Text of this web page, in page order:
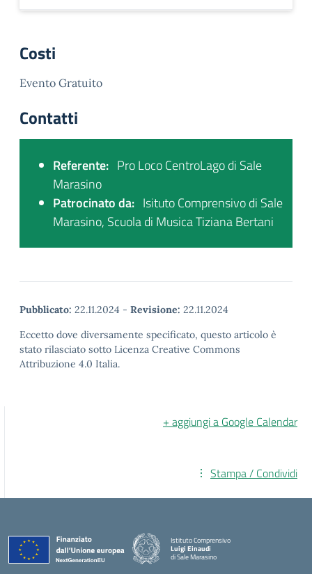
Costi
Evento Gratuito
Contatti
Referente: Pro Loco CentroLago di Sale
Marasino
Patrocinato da: Isituto Comprensivo di Sale
Marasino, Scuola di Musica Tiziana Bertani
Pubblicato: 22.11.2024 - Revisione: 22.11.2024
Eccetto dove diversamente specificato, questo articolo è
stato rilasciato sotto Licenza Creative Commons
Attribuzione 4.0 Italia.
+ aggiungi a Google Calendar
Stampa / Condividi
Istituto Comprensivo
Luigi Einaudi
di Sale Marasino